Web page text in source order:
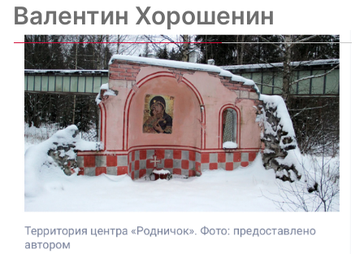
Валентин Хорошенин